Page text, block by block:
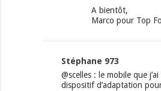
A bientôt,
Marco pour Top
Stéphane 973
@scelles : le mobile que
dispositif d’adaptation